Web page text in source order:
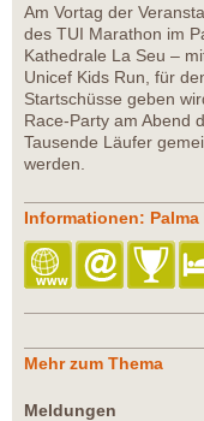
Am Vortag der
des TUI Marathon im
Kathedrale La Seu –
Unicef Kids Run, für
Startschüsse geben
Race-Party am Abend
Tausende Läufer
werden.
Informationen:
Mehr zum Thema
Meldungen